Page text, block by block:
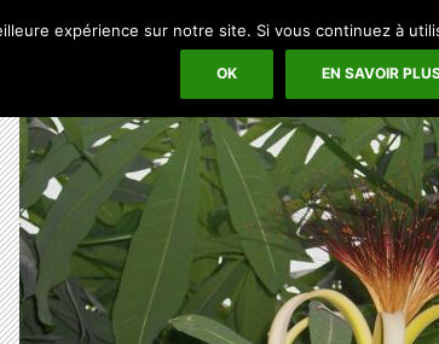
FLORAISON IMAGE
expérience sur notre site. Si vous continuez à
OK EN SAVOIR